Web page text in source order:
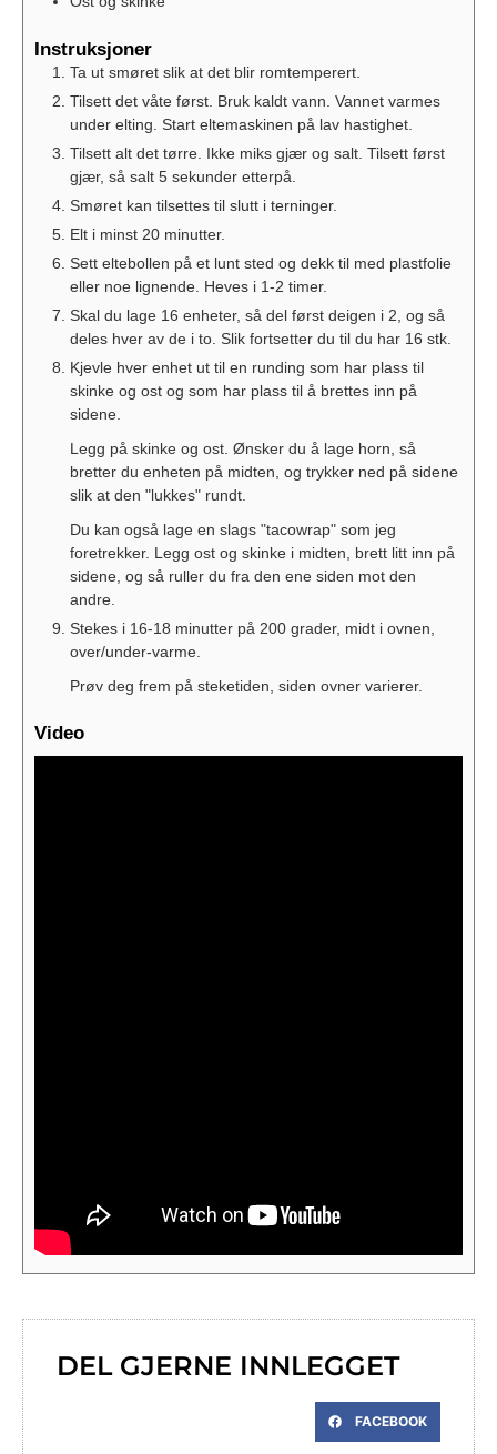
Instruksjoner
Ta ut smøret slik at det blir romtemperert.
Tilsett det våte først. Bruk kaldt vann. Vannet varmes
under elting. Start eltemaskinen på lav hastighet.
Tilsett alt det tørre. Ikke miks gjær og salt. Tilsett først
gjær, så salt 5 sekunder etterpå.
Smøret kan tilsettes til slutt i terninger.
Elt i minst 20 minutter.
Sett eltebollen på et lunt sted og dekk til med plastfolie
eller noe lignende. Heves i 1-2 timer.
Skal du lage 16 enheter, så del først deigen i 2, og så
deles hver av de i to. Slik fortsetter du til du har 16 stk.
Kjevle hver enhet ut til en runding som har plass til
skinke og ost og som har plass til å brettes inn på
sidene.
Legg på skinke og ost. Ønsker du å lage horn, så
bretter du enheten på midten, og trykker ned på sidene
slik at den "lukkes" rundt.
Du kan også lage en slags "tacowrap" som jeg
foretrekker. Legg ost og skinke i midten, brett litt inn på
sidene, og så ruller du fra den ene siden mot den
andre.
Stekes i 16-18 minutter på 200 grader, midt i ovnen,
over/under-varme.
Prøv deg frem på steketiden, siden ovner varierer.
Video
DEL GJERNE INNLEGGET
FACEBOOK